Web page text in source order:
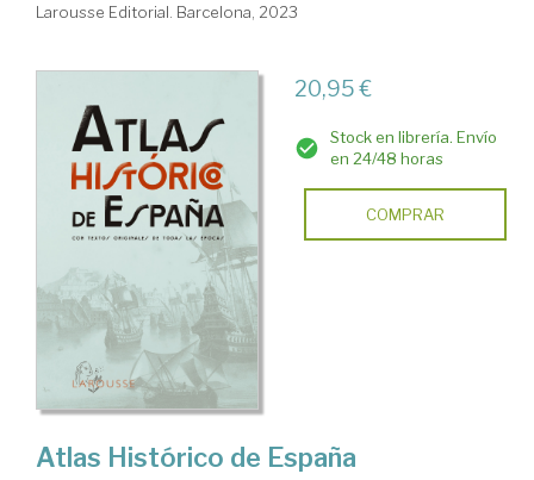
Larousse Editorial. Barcelona, 2023
20,95 €
Stock en librería. Envío
en 24/48 horas
COMPRAR
Atlas Histórico de España